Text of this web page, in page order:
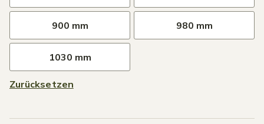
900 mm 980 mm
1030 mm
Zurücksetzen